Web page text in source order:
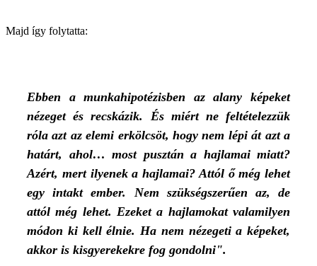
Majd így folytatta:
Ebben a munkahipotézisben az alany képeket
nézeget és recskázik. És miért ne feltételezzük
róla azt az elemi erkölcsöt, hogy nem lépi át azt a
határt, ahol… most pusztán a hajlamai miatt?
Azért, mert ilyenek a hajlamai? Attól ő még lehet
egy intakt ember. Nem szükségszerűen az, de
attól még lehet. Ezeket a hajlamokat valamilyen
módon ki kell élnie. Ha nem nézegeti a képeket,
akkor is kisgyerekekre fog gondolni".